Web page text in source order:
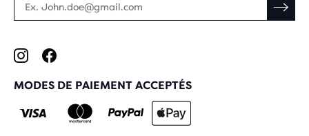
MODES DE PAIEMENT ACCEPTÉS